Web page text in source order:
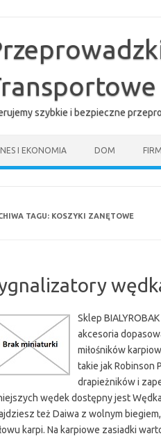
szybkie i bezpieczne
I EKONOMIA DOM
TAGU: KOSZYKI ZANĘTOWE
Sklep
akcesoria
miłośników
takie jak Robinson
drapieżników i
wędek dostępny jest
też Daiwa z wolnym
karpi. Na karpiowe zasiadki